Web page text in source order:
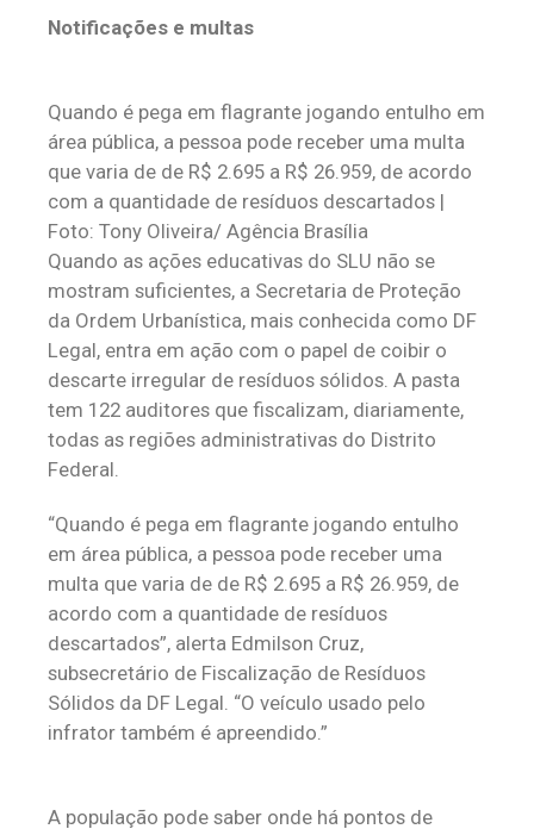
Notificações e multas
Quando é pega em flagrante jogando entulho em
área pública, a pessoa pode receber uma multa
que varia de de R$ 2.695 a R$ 26.959, de acordo
com a quantidade de resíduos descartados |
Foto: Tony Oliveira/ Agência Brasília
‌Quando as ações educativas do SLU não se
mostram suficientes, a Secretaria de Proteção
da Ordem Urbanística, mais conhecida como DF
Legal, entra em ação com o papel de coibir o
descarte irregular de resíduos sólidos. A pasta
tem 122 auditores que fiscalizam, diariamente,
todas as regiões administrativas do Distrito
Federal.
“Quando é pega em flagrante jogando entulho
em área pública, a pessoa pode receber uma
multa que varia de de R$ 2.695 a R$ 26.959, de
acordo com a quantidade de resíduos
descartados”, alerta Edmilson Cruz,
subsecretário de Fiscalização de Resíduos
Sólidos da DF Legal. “O veículo usado pelo
infrator também é apreendido.”
A população pode saber onde há pontos de